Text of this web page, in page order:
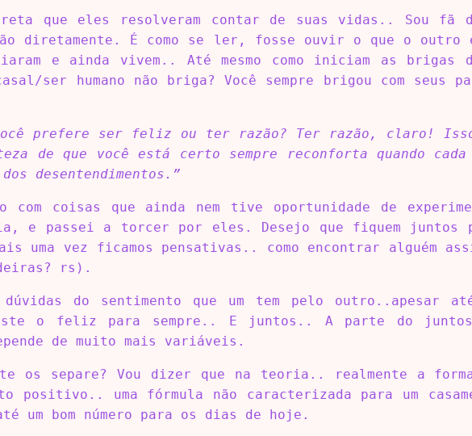
que eles resolveram contar de suas vidas.. Sou fã
diretamente. É como se ler, fosse ouvir o que o outro
e ainda vivem.. Até mesmo como iniciam as brigas
ser humano não briga? Você sempre brigou com seus
prefere ser feliz ou ter razão? Ter razão, claro!
de que você está certo sempre reconforta quando
desentendimentos.”
com coisas que ainda nem tive oportunidade de
e passei a torcer por eles. Desejo que fiquem juntos
uma vez ficamos pensativas.. como encontrar alguém
rs).
do sentimento que um tem pelo outro..apesar
o feliz para sempre.. E juntos.. A parte do
de muito mais variáveis.
os separe? Vou dizer que na teoria.. realmente a
positivo.. uma fórmula não caracterizada para um
um bom número para os dias de hoje.